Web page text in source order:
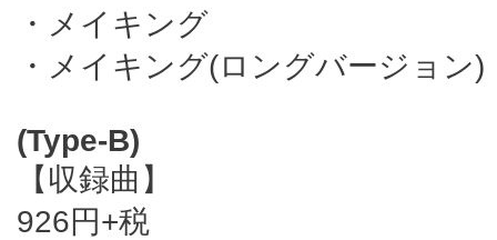
・メイキング
・メイキング(ロングバージョン)
(Type-B)
【収録曲】
926円+税